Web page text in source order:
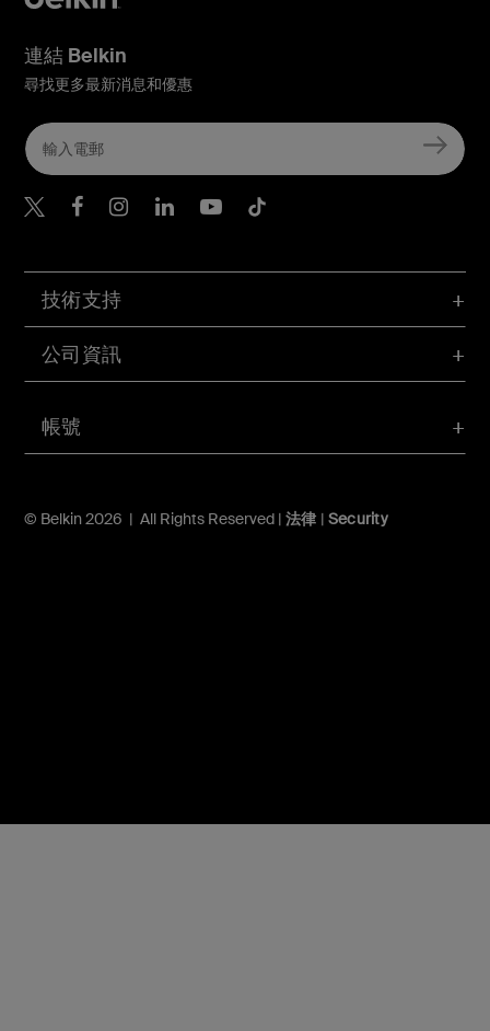
帳號
技術支持
公司資訊
© Belkin 2026 | All Rights Reserved | 法律 | Security
連結 Belkin
尋找更多最新消息和優惠
Belkin Twitter
Belkin Hong Kong
Belkin Instagram
Belkin Hong Kong
Belkin Youtube
Belkin TikTok